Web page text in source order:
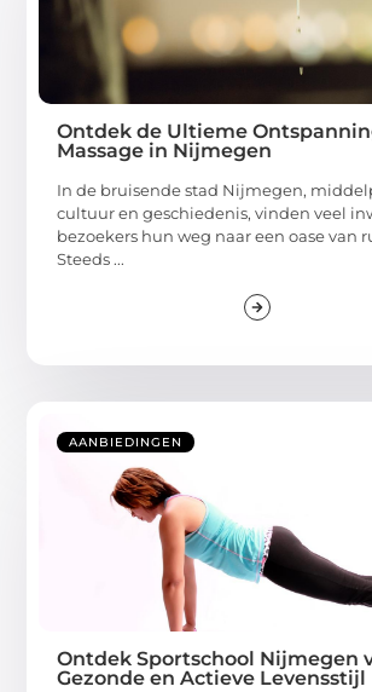
Ontdek de Ultieme
Massage in Nijmegen
In de bruisende stad Nijmegen,
cultuur en geschiedenis, vinden veel
bezoekers hun weg naar een oase van
Steeds ...
AANBIEDINGEN
Ontdek Sportschool Nijmegen
Gezonde en Actieve Levensstijl